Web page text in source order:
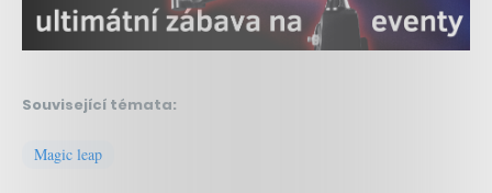
Související témata:
Magic leap